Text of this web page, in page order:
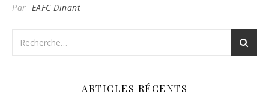
Par EAFC Dinant
ARTICLES RÉCENTS